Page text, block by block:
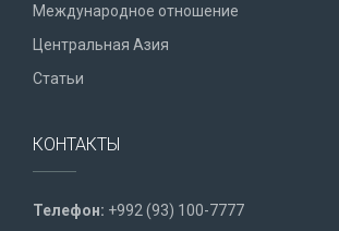
Международное отношение
Центральная Азия
Статьи
КОНТАКТЫ
Телефон: +992 (93) 100-7777